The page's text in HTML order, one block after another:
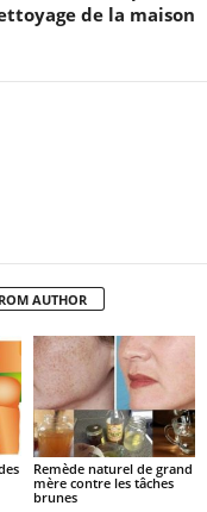
de la maison
AUTHOR
Remède naturel de grand
mère contre les tâches
brunes